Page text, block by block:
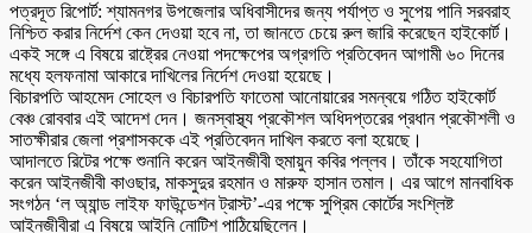
পত্রদূত রিপোর্ট: শ্যামনগর উপজেলার অধিবাসীদের জন্য পর্যাপ্ত ও সুপেয় পানি সরবরাহ
নিশ্চিত করার নির্দেশ কেন দেওয়া হবে না, তা জানতে চেয়ে রুল জারি করেছেন হাইকোর্ট।
একই সঙ্গে এ বিষয়ে রাষ্ট্রের নেওয়া পদক্ষেপের অগ্রগতি প্রতিবেদন আগামী ৬০ দিনের
মধ্যে হলফনামা আকারে দাখিলের নির্দেশ দেওয়া হয়েছে।
বিচারপতি আহমেদ সোহেল ও বিচারপতি ফাতেমা আনোয়ারের সমন্বয়ে গঠিত হাইকোর্ট
বেঞ্চ রোববার এই আদেশ দেন। জনস্বাস্থ্য প্রকৌশল অধিদপ্তরের প্রধান প্রকৌশলী ও
সাতক্ষীরার জেলা প্রশাসককে এই প্রতিবেদন দাখিল করতে বলা হয়েছে।
আদালতে রিটের পক্ষে শুনানি করেন আইনজীবী হুমায়ুন কবির পল্লব। তাঁকে সহযোগিতা
করেন আইনজীবী কাওছার, মাকসুদুর রহমান ও মারুফ হাসান তমাল। এর আগে মানবাধিক
সংগঠন ‘ল অ্যান্ড লাইফ ফাউন্ডেশন ট্রাস্ট’-এর পক্ষে সুপ্রিম কোর্টের সংশ্লিষ্ট
আইনজীবীরা এ বিষয়ে আইনি নোটিশ পাঠিয়েছিলেন।